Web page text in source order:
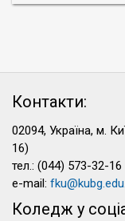
Контакти:
02094, Україна, м.
16)
тел.: (044) 573-32-16
e-mail:
Коледж у